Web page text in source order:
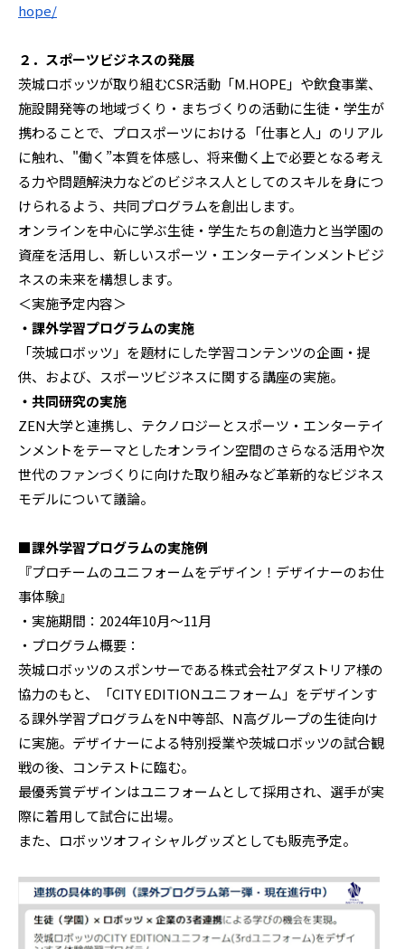
hope/
２．スポーツビジネスの発展
茨城ロボッツが取り組むCSR活動「M.HOPE」や飲食事業、
施設開発等の地域づくり・まちづくりの活動に生徒・学生が
携わることで、プロスポーツにおける「仕事と人」のリアル
に触れ、"働く”本質を体感し、将来働く上で必要となる考え
る力や問題解決力などのビジネス人としてのスキルを身につ
けられるよう、共同プログラムを創出します。
オンラインを中心に学ぶ生徒・学生たちの創造力と当学園の
資産を活用し、新しいスポーツ・エンターテインメントビジ
ネスの未来を構想します。
＜実施予定内容＞
・課外学習プログラムの実施
「茨城ロボッツ」を題材にした学習コンテンツの企画・提
供、および、スポーツビジネスに関する講座の実施。
・共同研究の実施
ZEN大学と連携し、テクノロジーとスポーツ・エンターテイ
ンメントをテーマとしたオンライン空間のさらなる活用や次
世代のファンづくりに向けた取り組みなど革新的なビジネス
モデルについて議論。
■課外学習プログラムの実施例
『プロチームのユニフォームをデザイン！デザイナーのお仕
事体験』
・実施期間：2024年10月～11月
・プログラム概要：
茨城ロボッツのスポンサーである株式会社アダストリア様の
協力のもと、「CITY EDITIONユニフォーム」をデザインす
る課外学習プログラムをN中等部、N高グループの生徒向け
に実施。デザイナーによる特別授業や茨城ロボッツの試合観
戦の後、コンテストに臨む。
最優秀賞デザインはユニフォームとして採用され、選手が実
際に着用して試合に出場。
また、ロボッツオフィシャルグッズとしても販売予定。